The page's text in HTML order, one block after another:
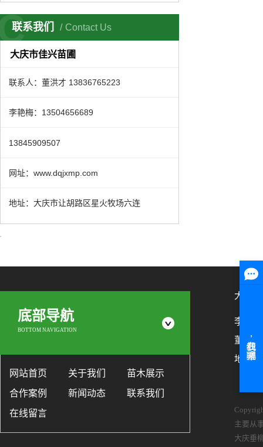
联系我们 Contact Us
大庆市佳兴苗圃
联系人：董洪才 13836765223
李艳梅：13504656689
13845909507
网址：www.dqjxmp.com
地址：大庆市让胡路区星火牧场六连
底部导航
BOTTOM NAVIGATION
网站首页 关于我们
苗木展示
合作案例
新闻动态
联系我们
在线留言
大庆
李艳梅
董洪
地址
主要从
大庆垂